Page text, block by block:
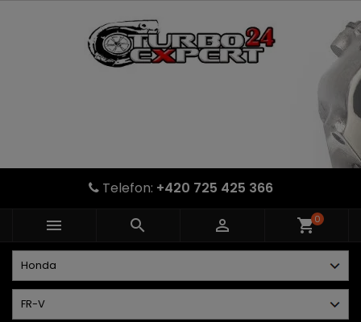
Telefon: +420 725 425 366
   shopping_cart0